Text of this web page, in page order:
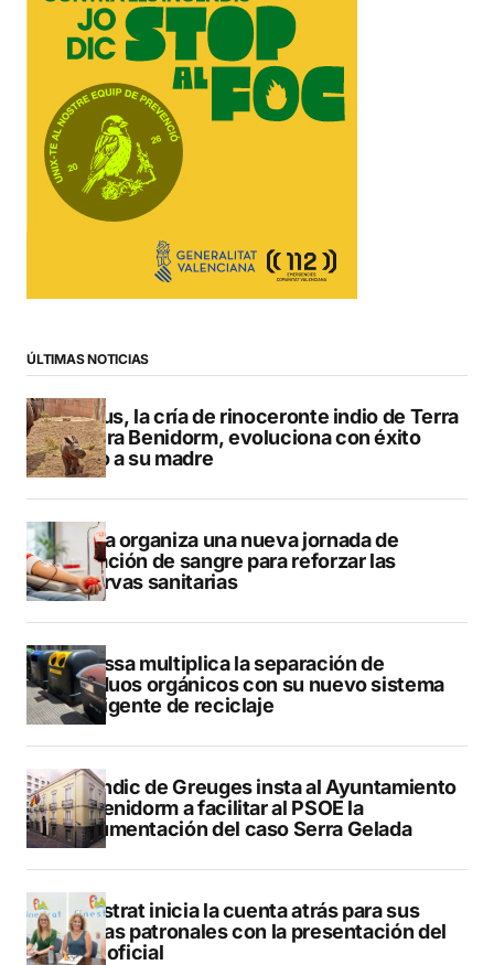
ÚLTIMAS NOTICIAS
Brutus, la cría de rinoceronte indio de Terra
Natura Benidorm, evoluciona con éxito
junto a su madre
Dénia organiza una nueva jornada de
donación de sangre para reforzar las
reservas sanitarias
Benissa multiplica la separación de
residuos orgánicos con su nuevo sistema
inteligente de reciclaje
El Síndic de Greuges insta al Ayuntamiento
de Benidorm a facilitar al PSOE la
documentación del caso Serra Gelada
Finestrat inicia la cuenta atrás para sus
fiestas patronales con la presentación del
libro oficial